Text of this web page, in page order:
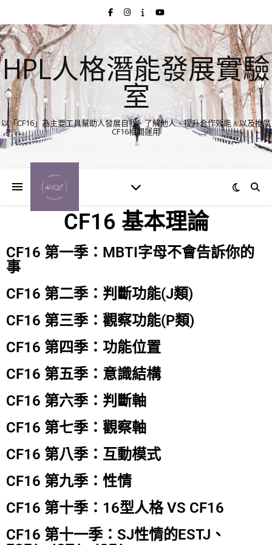
HPL人格潛能發展實驗
室
以「CF16」為主要工具幫助人發展自我、了解他人、提升合作效能，以及推廣
CF16相關運用
CF16 基本理論
CF16 第一季：MBTI字母不會告訴你的
事
CF16 第二季：判斷功能(J類)
CF16 第三季：觀察功能(P類)
CF16 第四季：功能位置
CF16 第五季：意識結構
CF16 第六季：判斷軸
CF16 第七季：觀察軸
CF16 第八季：互動模式
CF16 第九季：性情
CF16 第十季：16型人格 VS CF16
CF16 第十一季：SJ性情的ESTJ、